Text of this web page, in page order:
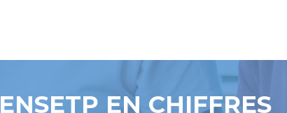
ENSETP EN CHIFFRES